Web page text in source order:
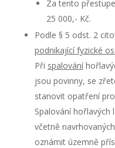
Za tento
25 000,- Kč.
Podle § 5 odst. 2
podnikající fyzické
Při spalování
jsou povinny, se
stanovit opatření
Spalování
včetně
oznámit územně